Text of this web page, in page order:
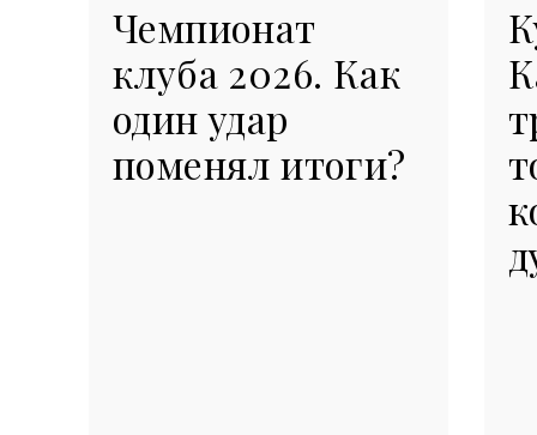
Чемпионат
клуба 2026. Как
один удар
поменял итоги?